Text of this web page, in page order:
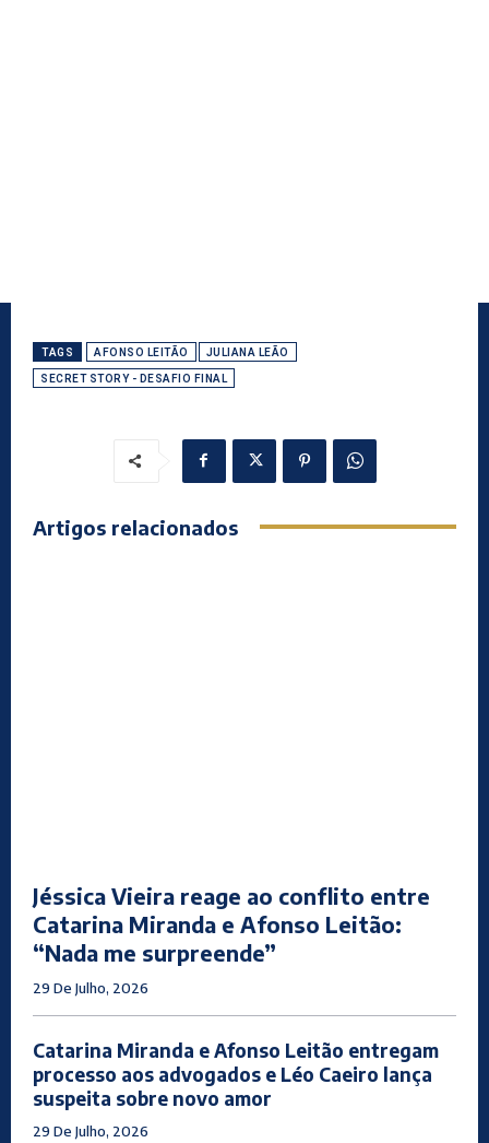
TAGS AFONSO LEITÃO JULIANA LEÃO
SECRET STORY - DESAFIO FINAL
Artigos relacionados
Jéssica Vieira reage ao conflito entre
Catarina Miranda e Afonso Leitão:
“Nada me surpreende”
29 De Julho, 2026
Catarina Miranda e Afonso Leitão entregam
processo aos advogados e Léo Caeiro lança
suspeita sobre novo amor
29 De Julho, 2026